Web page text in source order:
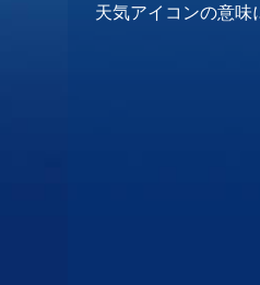
天気アイコンの意味